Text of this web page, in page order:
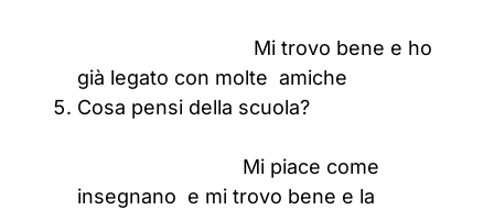
Mi trovo bene e ho
già legato con molte amiche
Cosa pensi della scuola?
Mi piace come
insegnano e mi trovo bene e la